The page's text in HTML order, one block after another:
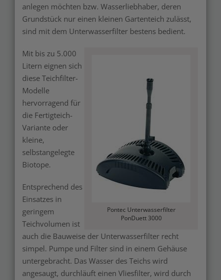
anlegen möchten bzw. Wasserliebhaber, deren
Grundstück nur einen kleinen Gartenteich zulässt,
sind mit dem Unterwasserfilter bestens bedient.
Pontec Unterwasserfilter
PonDuett 3000
Mit bis zu 5.000
Litern eignen sich
diese Teichfilter-
Modelle
hervorragend für
die Fertigteich-
Variante oder
kleine,
selbstangelegte
Biotope.
Entsprechend des
Einsatzes in
geringem
Teichvolumen ist
auch die Bauweise der Unterwasserfilter recht
simpel. Pumpe und Filter sind in einem Gehäuse
untergebracht. Das Wasser des Teichs wird
angesaugt, durchläuft einen Vliesfilter, wird durch